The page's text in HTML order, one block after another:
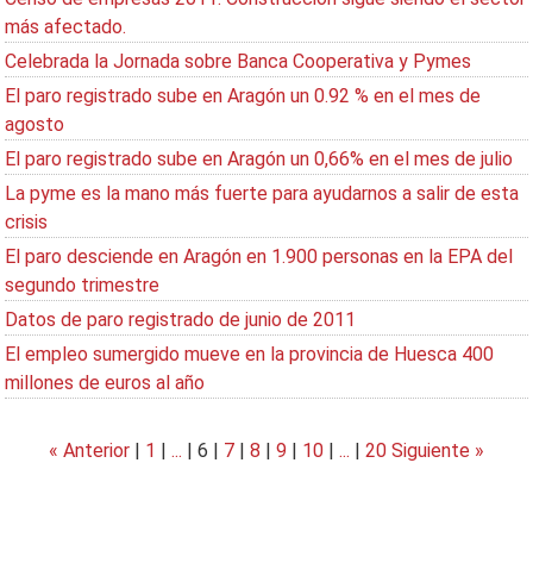
más afectado.
Celebrada la Jornada sobre Banca Cooperativa y Pymes
El paro registrado sube en Aragón un 0.92 % en el mes de
agosto
El paro registrado sube en Aragón un 0,66% en el mes de julio
La pyme es la mano más fuerte para ayudarnos a salir de esta
crisis
El paro desciende en Aragón en 1.900 personas en la EPA del
segundo trimestre
Datos de paro registrado de junio de 2011
El empleo sumergido mueve en la provincia de Huesca 400
millones de euros al año
« Anterior | 1 | ... | 6 | 7 | 8 | 9 | 10 | ... | 20 Siguiente »